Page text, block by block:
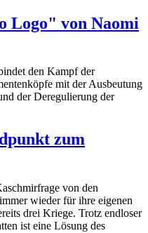
Logo" von Naomi
den Kampf der
mit der Ausbeutung
der Deregulierung der
zum
von den
wieder für ihre eigenen
drei Kriege. Trotz endloser
ist eine Lösung des